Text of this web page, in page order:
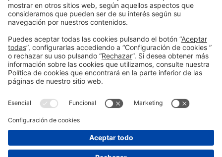
Las claves para unas finanzas
empresariales de éxito
#Financiación y estrategia financiera
Jue 16 16:00h - 17:00h
Leer más